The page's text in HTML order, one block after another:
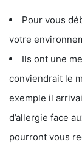
Pour vous
votre
Ils ont une
conviendrait le
exemple il
d’allergie face
pourront vous